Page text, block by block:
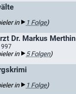
in 1 Folge)
Dr. Markus Merthin
in 5 Folgen)
in 1 Folge)